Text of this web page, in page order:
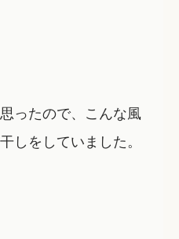
ったので、こんな風
しをしていました。